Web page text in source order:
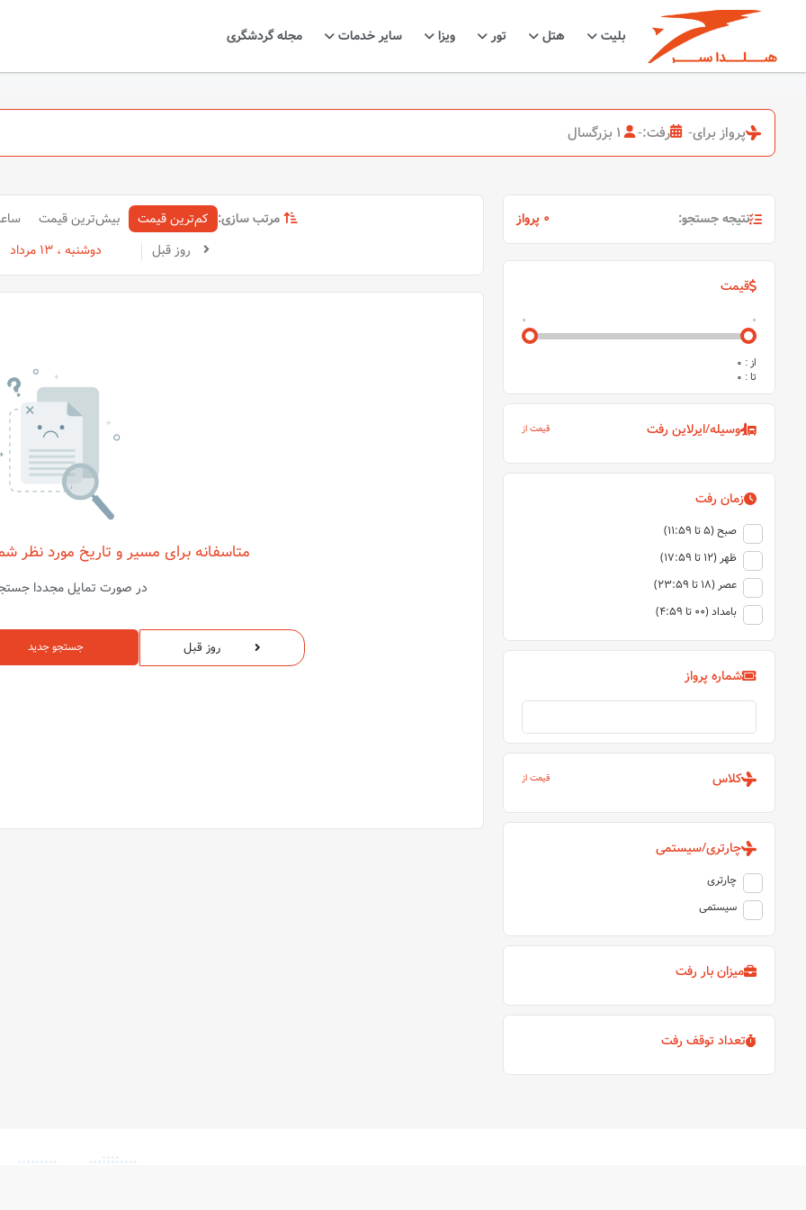
بلیت هتل تور ویزا سایر خدمات مجله گردشگری
پرواز برای- رفت:- 1 بزرگسال
نتیجه جستجو: 0 پرواز
قیمت
0 0
از : 0
تا : 0
وسیله/ایرلاین رفت قیمت از
زمان رفت
صبح (5 تا 11:59)
ظهر (12 تا 17:59)
عصر (18 تا 23:59)
بامداد (00 تا 4:59)
شماره پرواز
کلاس قیمت از
چارتری/سیستمی
چارتری
سیستمی
میزان بار رفت
تعداد توقف رفت
مرتب سازی: کم‌ترین قیمت بیش‌ترین قیمت
روز قبل
دوشنبه ، 13 مرداد
متاسفانه برای مسیر و تاریخ مورد نظر
در صورت تمایل مجددا جستجو
روز قبل جستجو جدید